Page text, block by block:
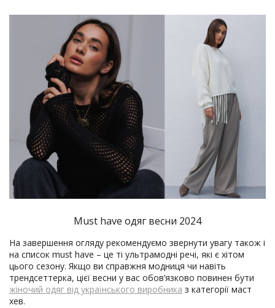
Must have одяг весни 2024
На завершення огляду рекомендуємо звернути увагу також і
на список must have – це ті ультрамодні речі, які є хітом
цього сезону. Якщо ви справжня модниця чи навіть
трендсеттерка, цієї весни у вас обов’язково повинен бути
жіночий одяг від українського виробника з категорії маст
хев.